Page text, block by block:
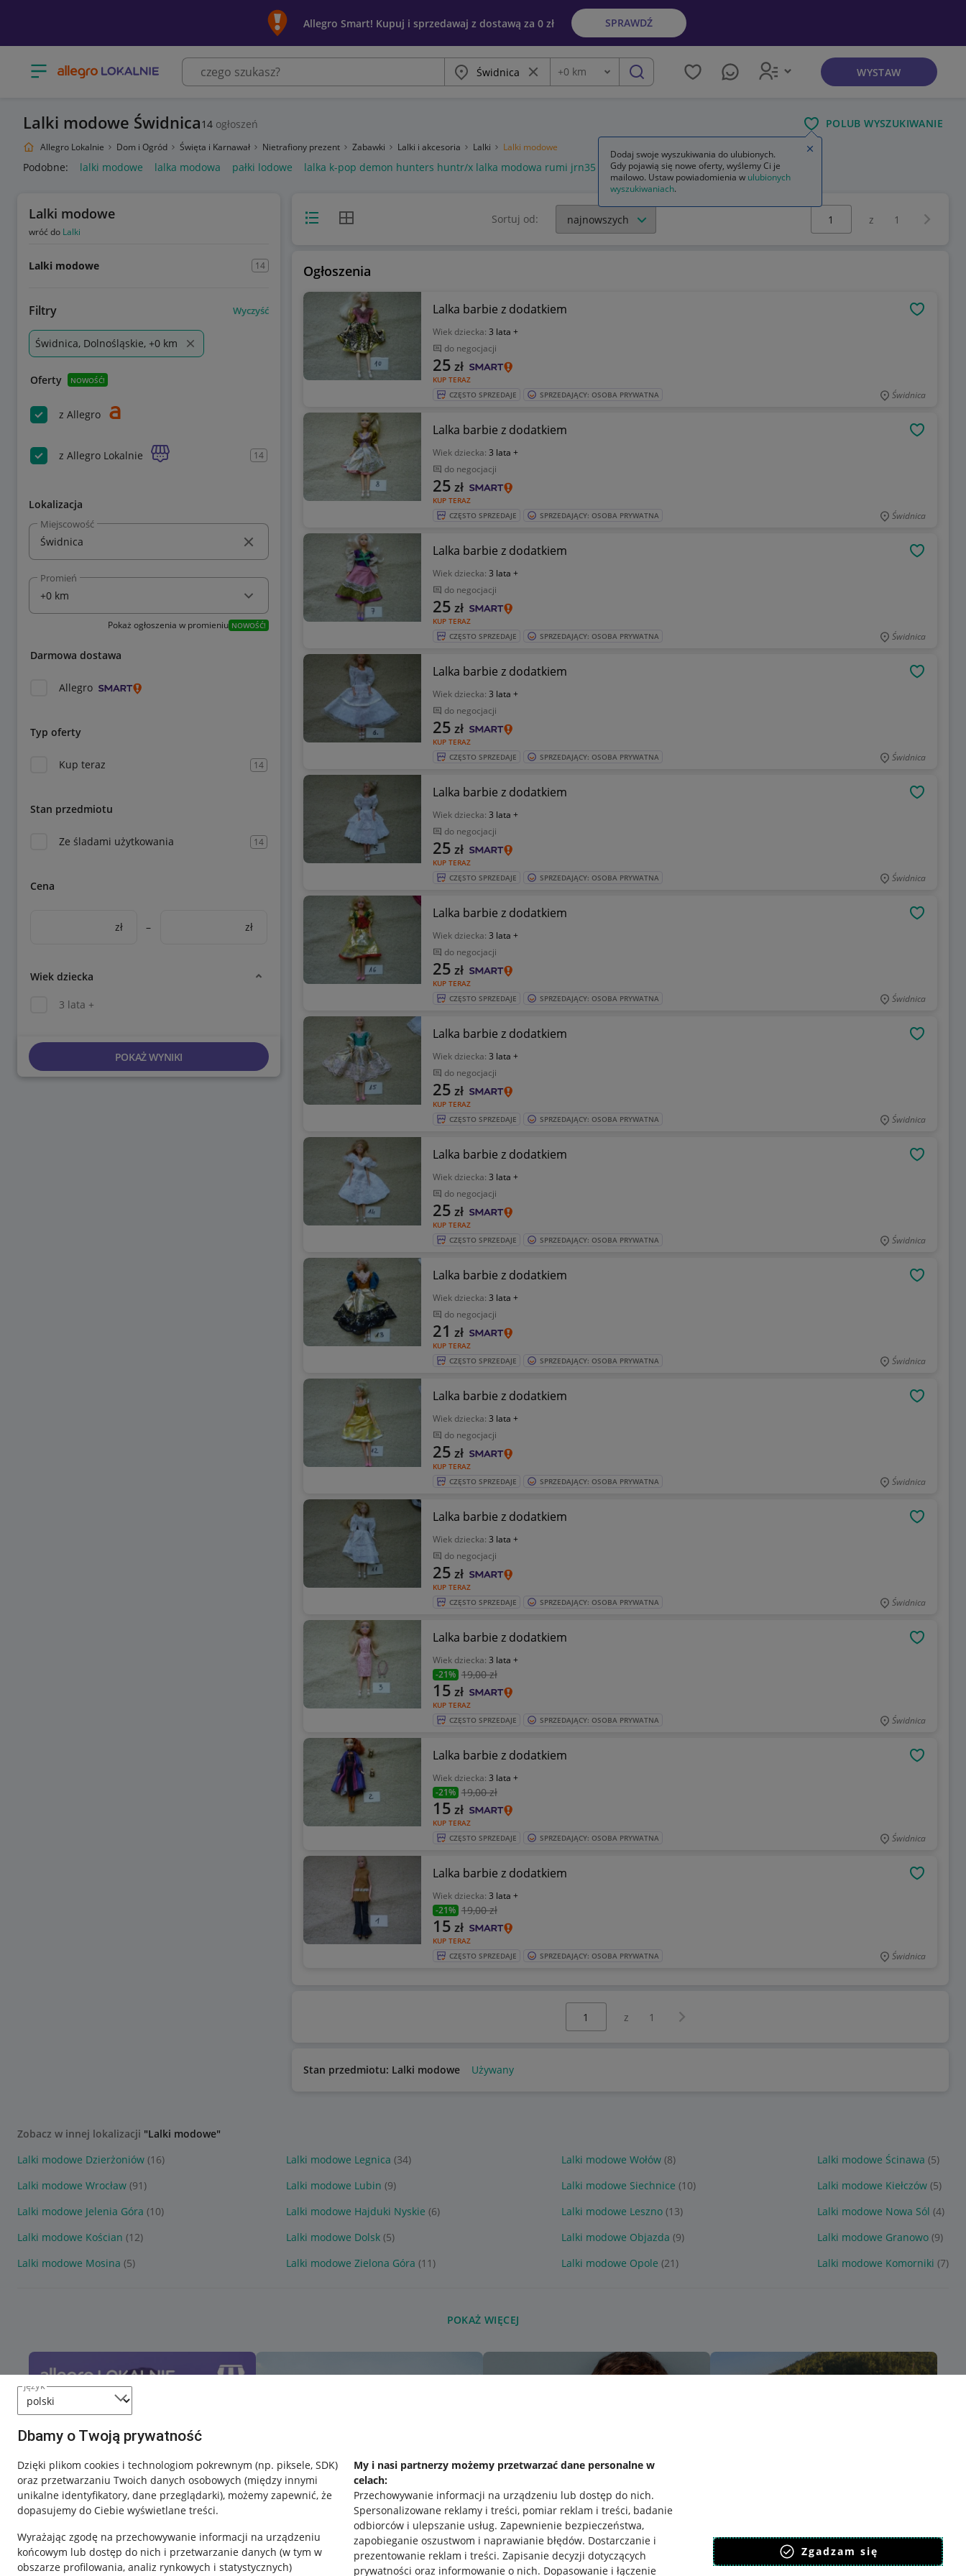
język
Dbamy o Twoją prywatność
Dzięki plikom cookies i technologiom pokrewnym (np. piksele, SDK)
oraz przetwarzaniu Twoich danych osobowych (między innymi
unikalne identyfikatory, dane przeglądarki), możemy zapewnić, że
dopasujemy do Ciebie wyświetlane treści.
Wyrażając zgodę na przechowywanie informacji na urządzeniu
końcowym lub dostęp do nich i przetwarzanie danych (w tym w
obszarze profilowania, analiz rynkowych i statystycznych)
My i nasi partnerzy możemy przetwarzać dane personalne w
celach:
Przechowywanie informacji na urządzeniu lub dostęp do nich.
Spersonalizowane reklamy i treści, pomiar reklam i treści, badanie
odbiorców i ulepszanie usług. Zapewnienie bezpieczeństwa,
zapobieganie oszustwom i naprawianie błędów. Dostarczanie i
prezentowanie reklam i treści. Zapisanie decyzji dotyczących
prywatności oraz informowanie o nich. Dopasowanie i łączenie
Zgadzam się
Allegro Smart! Kupuj i sprzedawaj z dostawą za 0 zł SPRAWDŹ
Otwórz menu z kategoriami Miasto Wyczyść frazę
Odległość
+0 km szukaj WYSTAW
Lalki modowe Świdnica14 ogłoszeń POLUB WYSZUKIWANIE
Allegro Lokalnie Dom i Ogród Święta i Karnawał Nietrafiony prezent Zabawki Lalki i akcesoria Lalki Lalki modowe
Podobne: lalki modowe lalka modowa pałki lodowe lalka k-pop demon hunters huntr/x lalka modowa rumi jrn35
Lalki modowe
wróć do Lalki
Lalki modowe 14
Filtry Wyczyść
Świdnica, Dolnośląskie, +0 km
Oferty NOWOŚĆ!
z Allegro
z Allegro Lokalnie 14
Lokalizacja
Miejscowość
Promień
Pokaż ogłoszenia w promieniu NOWOŚĆ!
Darmowa dostawa
Allegro
Typ oferty
Kup teraz 14
Stan przedmiotu
Ze śladami użytkowania 14
Cena
zł – zł
Wiek dziecka
3 lata +
POKAŻ WYNIKI
Widok listyWidok siatki Sortuj od:
Wybierz stronę:
z 1
Ogłoszenia
Lalka barbie z dodatkiem
Wiek dziecka: 3 lata +
do negocjacji
KUP TERAZ
25 zł
CZĘSTO SPRZEDAJE SPRZEDAJĄCY: OSOBA PRYWATNA Świdnica
Lalka barbie z dodatkiem
Wiek dziecka: 3 lata +
do negocjacji
KUP TERAZ
25 zł
CZĘSTO SPRZEDAJE SPRZEDAJĄCY: OSOBA PRYWATNA Świdnica
Lalka barbie z dodatkiem
Wiek dziecka: 3 lata +
do negocjacji
KUP TERAZ
25 zł
CZĘSTO SPRZEDAJE SPRZEDAJĄCY: OSOBA PRYWATNA Świdnica
Lalka barbie z dodatkiem
Wiek dziecka: 3 lata +
do negocjacji
KUP TERAZ
25 zł
CZĘSTO SPRZEDAJE SPRZEDAJĄCY: OSOBA PRYWATNA Świdnica
Lalka barbie z dodatkiem
Wiek dziecka: 3 lata +
do negocjacji
KUP TERAZ
25 zł
CZĘSTO SPRZEDAJE SPRZEDAJĄCY: OSOBA PRYWATNA Świdnica
Lalka barbie z dodatkiem
Wiek dziecka: 3 lata +
do negocjacji
KUP TERAZ
25 zł
CZĘSTO SPRZEDAJE SPRZEDAJĄCY: OSOBA PRYWATNA Świdnica
Lalka barbie z dodatkiem
Wiek dziecka: 3 lata +
do negocjacji
KUP TERAZ
25 zł
CZĘSTO SPRZEDAJE SPRZEDAJĄCY: OSOBA PRYWATNA Świdnica
Lalka barbie z dodatkiem
Wiek dziecka: 3 lata +
do negocjacji
KUP TERAZ
25 zł
CZĘSTO SPRZEDAJE SPRZEDAJĄCY: OSOBA PRYWATNA Świdnica
Lalka barbie z dodatkiem
Wiek dziecka: 3 lata +
do negocjacji
KUP TERAZ
21 zł
CZĘSTO SPRZEDAJE SPRZEDAJĄCY: OSOBA PRYWATNA Świdnica
Lalka barbie z dodatkiem
Wiek dziecka: 3 lata +
do negocjacji
KUP TERAZ
25 zł
CZĘSTO SPRZEDAJE SPRZEDAJĄCY: OSOBA PRYWATNA Świdnica
Lalka barbie z dodatkiem
Wiek dziecka: 3 lata +
do negocjacji
KUP TERAZ
25 zł
CZĘSTO SPRZEDAJE SPRZEDAJĄCY: OSOBA PRYWATNA Świdnica
Lalka barbie z dodatkiem
Wiek dziecka: 3 lata +
-21% 19,00 zł
KUP TERAZ
15 zł
CZĘSTO SPRZEDAJE SPRZEDAJĄCY: OSOBA PRYWATNA Świdnica
Lalka barbie z dodatkiem
Wiek dziecka: 3 lata +
-21% 19,00 zł
KUP TERAZ
15 zł
CZĘSTO SPRZEDAJE SPRZEDAJĄCY: OSOBA PRYWATNA Świdnica
Lalka barbie z dodatkiem
Wiek dziecka: 3 lata +
-21% 19,00 zł
KUP TERAZ
15 zł
CZĘSTO SPRZEDAJE SPRZEDAJĄCY: OSOBA PRYWATNA Świdnica
z 1 Następna strona
Stan przedmiotu: Lalki modowe Używany
Zobacz w innej lokalizacji "Lalki modowe"
Lalki modowe Dzierżoniów (16) Lalki modowe Legnica (34) Lalki modowe Wołów (8) Lalki modowe Ścinawa (5)
Lalki modowe Wrocław (91) Lalki modowe Lubin (9) Lalki modowe Siechnice (10) Lalki modowe Kiełczów (5)
Lalki modowe Jelenia Góra (10) Lalki modowe Hajduki Nyskie (6) Lalki modowe Leszno (13) Lalki modowe Nowa Sól (4)
Lalki modowe Kościan (12) Lalki modowe Dolsk (5) Lalki modowe Objazda (9) Lalki modowe Granowo (9)
Lalki modowe Mosina (5) Lalki modowe Zielona Góra (11) Lalki modowe Opole (21) Lalki modowe Komorniki (7)
POKAŻ WIĘCEJ
Dodaj swoje wyszukiwania do ulubionych.
Gdy pojawią się nowe oferty, wyślemy Ci je
mailowo. Ustaw powiadomienia w ulubionych
wyszukiwaniach.
Zamknij wskazówkę